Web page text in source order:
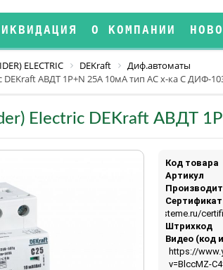
О КОМПАНИИ
ELECTRIC DEKraft
Диф.автоматы
DEKraft АВДТ 1Р+N 25А 10мА тип AC х-ка С ДИФ-
Electric DEKraft АВДТ
Код товара
Артикул
https://api.systeme.ru/
Штрихкод
Видео (код
https://
v=BlccMZ-